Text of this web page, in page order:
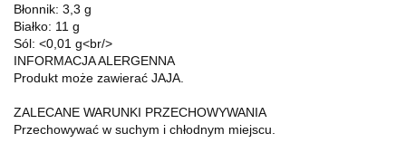
Błonnik: 3,3 g
Białko: 11 g
Sól: <0,01 g<br/>
INFORMACJA ALERGENNA
Produkt może zawierać JAJA.
ZALECANE WARUNKI PRZECHOWYWANIA
Przechowywać w suchym i chłodnym miejscu.